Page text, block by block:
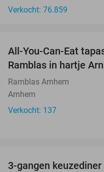
Verkocht: 76.859
All-You-Can-Eat
Ramblas in hartje
Ramblas Arnhem
Arnhem
Verkocht: 137
3-gangen